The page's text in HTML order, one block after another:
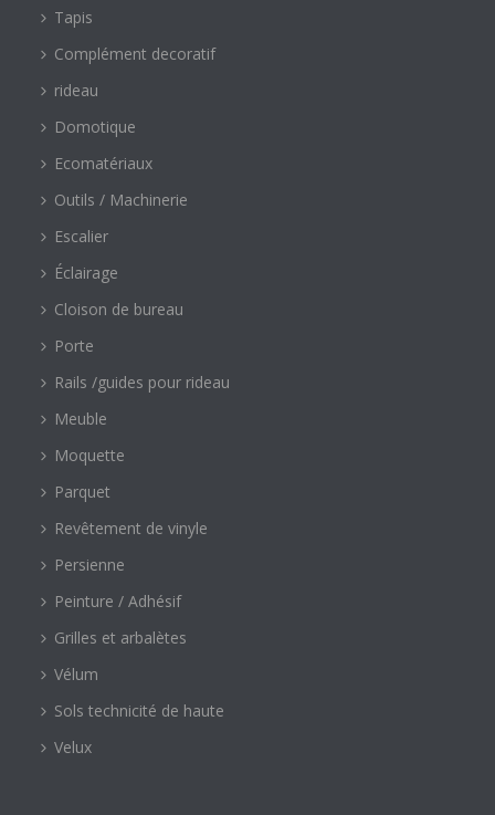
Tapis
Complément decoratif
rideau
Domotique
Ecomatériaux
Outils / Machinerie
Escalier
Éclairage
Cloison de bureau
Porte
Rails /guides pour rideau
Meuble
Moquette
Parquet
Revêtement de vinyle
Persienne
Peinture / Adhésif
Grilles et arbalètes
Vélum
Sols technicité de haute
Velux